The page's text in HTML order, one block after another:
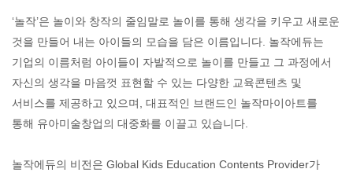
‘놀작’은 놀이와 창작의 줄임말로 놀이를 통해 생각을 키우고 새로운
것을 만들어 내는 아이들의 모습을 담은 이름입니다. 놀작에듀는
기업의 이름처럼 아이들이 자발적으로 놀이를 만들고 그 과정에서
자신의 생각을 마음껏 표현할 수 있는 다양한 교육콘텐츠 및
서비스를 제공하고 있으며, 대표적인 브랜드인 놀작마이아트를
통해 유아미술창업의 대중화를 이끌고 있습니다.
놀작에듀의 비전은 Global Kids Education Contents Provider가